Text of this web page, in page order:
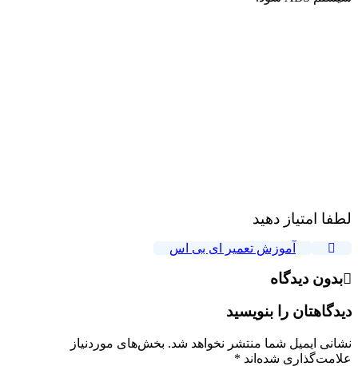
لطفا امتیاز دهید
آموزش تعمیر ای بی اس
بدون دیدگاه
دیدگاهتان را بنویسید
نشانی ایمیل شما منتشر نخواهد شد. بخش‌های موردنیاز
علامت‌گذاری شده‌اند *